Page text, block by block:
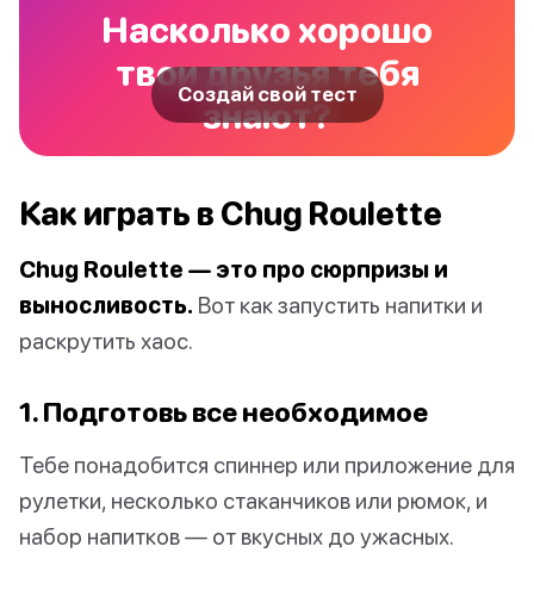
Насколько хорошо
твои друзья тебя
знают?
Создай свой тест
Как играть в Chug Roulette
Chug Roulette — это про сюрпризы и
выносливость. Вот как запустить напитки и
раскрутить хаос.
1. Подготовь все необходимое
Тебе понадобится спиннер или приложение для
рулетки, несколько стаканчиков или рюмок, и
набор напитков — от вкусных до ужасных.